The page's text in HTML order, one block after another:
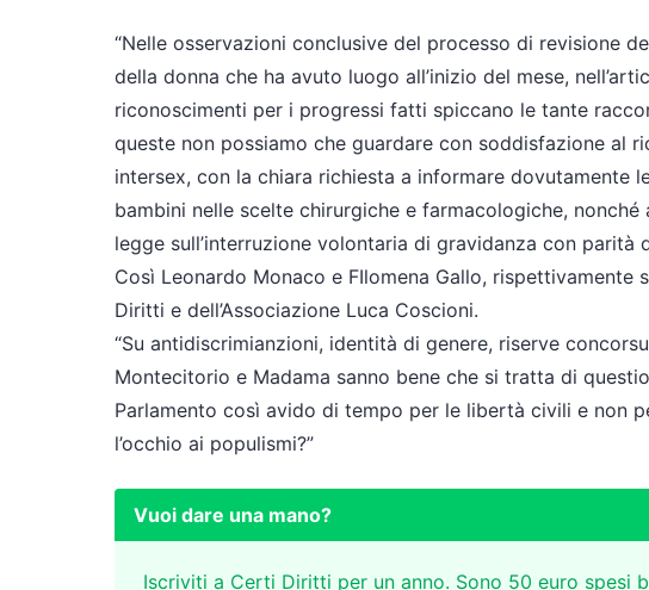
“Nelle osservazioni conclusive del processo di revisione
della donna che ha avuto luogo all’inizio del mese,
riconoscimenti per i progressi fatti spiccano le tante
queste non possiamo che guardare con soddisfazione al
intersex, con la chiara richiesta a informare dovutamente
bambini nelle scelte chirurgiche e farmacologiche,
legge sull’interruzione volontaria di gravidanza con parità
Così Leonardo Monaco e FIlomena Gallo, rispettivamente
Diritti e dell’Associazione Luca Coscioni.
“Su antidiscrimianzioni, identità di genere, riserve
Montecitorio e Madama sanno bene che si tratta di
Parlamento così avido di tempo per le libertà civili e non
l’occhio ai populismi?”
Vuoi dare una mano?
Iscriviti a Certi Diritti per un anno. Sono 50 euro spesi